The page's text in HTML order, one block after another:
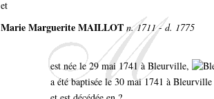
et
Marie Marguerite MAILLOT n. 1711 - d. 1775
est née le 29 mai 1741 à Bleurville,
a été baptisée le 30 mai 1741 à Bleurville